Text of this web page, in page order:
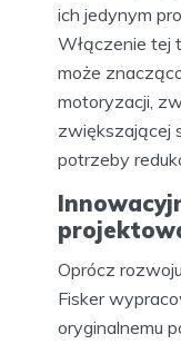
ich jedynym
Włączenie tej
może
motoryzacji,
zwiększającej
potrzeby
Oprócz
Fisker
oryginalnemu